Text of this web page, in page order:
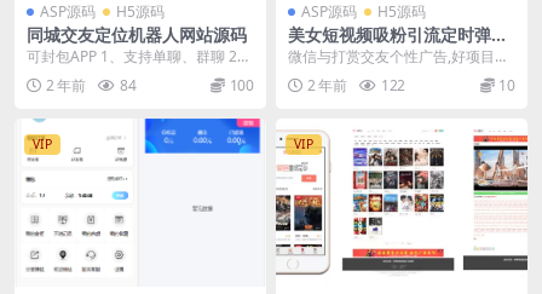
ASP源码 H5源码
同城交友定位机器人网站源码
可封包APP 1、支持单聊、群聊 2、
支持发动态，类似朋友圈 3、支持
附近的人导...
2 年前 84 100
ASP源码 H5源码
美女短视频吸粉引流定时弹窗
源码
微信与打赏交友个性广告,好项目带
后台 不一样的体验，手机端带+微
信+打赏广告，引...
2 年前 122 10
VIP VIP